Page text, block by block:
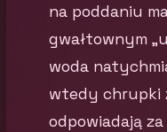
na poddaniu
gwałtownym
woda
wtedy chrupki
odpowiadają